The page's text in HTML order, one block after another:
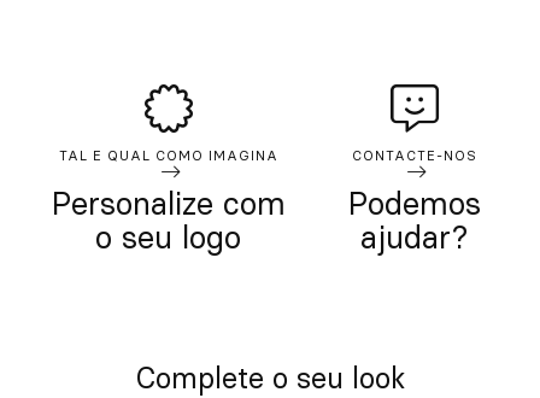
TAL E QUAL COMO IMAGINA
Personalize com
o seu logo
CONTACTE-NOS
Podemos
ajudar?
Complete o seu look